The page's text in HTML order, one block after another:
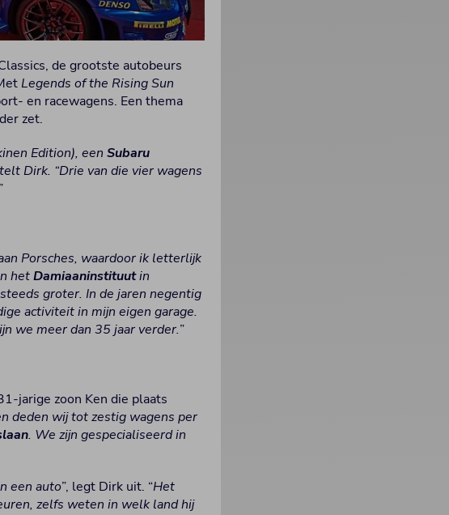
de grootste autobeurs
Legends of the Rising Sun
en racewagens. Een thema
zet.
Edition), eenSubaru
Dirk. “Drie van die vier wagens
”
Porsches, waardoor ik letterlijk
hetDamiaaninstituutin
groter. In de jaren negentig
activiteit in mijn eigen garage.
we meer dan 35 jaar verder.”
jarige zoon Ken die plaats
deden wij tot zestig wagens per
. We zijn gespecialiseerd in
een auto”, legt Dirk uit. “Het
zelfs weten in welk land hij